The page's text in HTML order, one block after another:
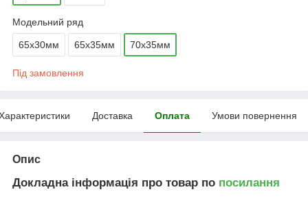
Модельний ряд
65х30мм 65х35мм 70х35мм
Під замовлення
Доставка Оплата Умови повернення
Опис
Докладна інформація про товар по посилання